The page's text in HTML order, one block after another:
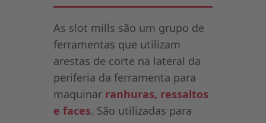
As slot mills são um grupo de
ferramentas que utilizam
arestas de corte na lateral da
periferia da ferramenta para
maquinar ranhuras, ressaltos
e faces. São utilizadas para